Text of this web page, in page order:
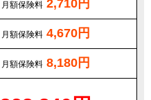
月額保険料 2,710円
月額保険料 4,670円
月額保険料 8,180円